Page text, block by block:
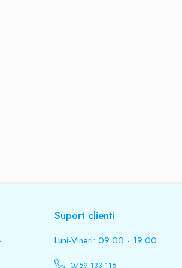
Suport clienti
Luni-Vineri: 09:00 - 19:00
0759 133 116